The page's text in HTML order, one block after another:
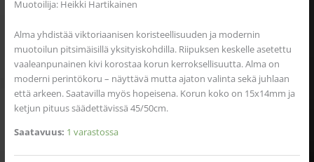
Muotoilija: Heikki Hartikainen
Alma yhdistää viktoriaanisen koristeellisuuden ja modernin
muotoilun pitsimäisillä yksityiskohdilla. Riipuksen keskelle asetettu
vaaleanpunainen kivi korostaa korun kerroksellisuutta. Alma on
moderni perintökoru – näyttävä mutta ajaton valinta sekä juhlaan
että arkeen. Saatavilla myös hopeisena. Korun koko on 15x14mm ja
ketjun pituus säädettävissä 45/50cm.
Saatavuus: 1 varastossa